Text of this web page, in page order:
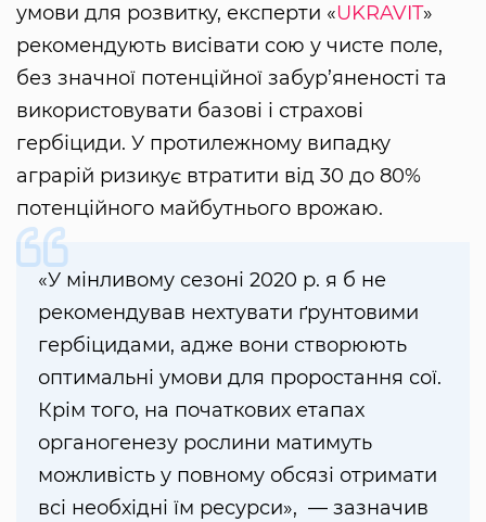
умови для розвитку, експерти «UKRAVIT»
рекомендують висівати сою у чисте поле,
без значної потенційної забур’яненості та
використовувати базові і страхові
гербіциди. У протилежному випадку
аграрій ризикує втратити від 30 до 80%
потенційного майбутнього врожаю.
«У мінливому сезоні 2020 р. я б не
рекомендував нехтувати ґрунтовими
гербіцидами, адже вони створюють
оптимальні умови для проростання сої.
Крім того, на початкових етапах
органогенезу рослини матимуть
можливість у повному обсязі отримати
всі необхідні їм ресурси», — зазначив